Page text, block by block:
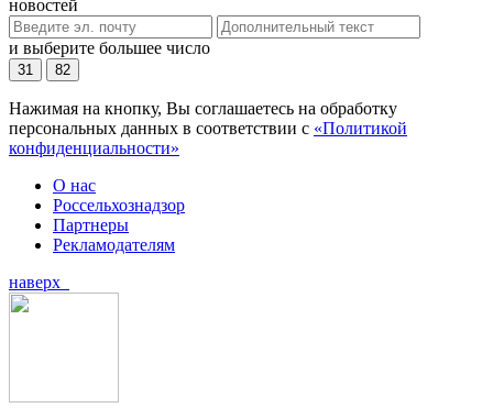
новостей
и выберите большее число
31 82
Нажимая на кнопку, Вы соглашаетесь на обработку
персональных данных в соответствии с «Политикой
конфиденциальности»
О нас
Россельхознадзор
Партнеры
Рекламодателям
наверх